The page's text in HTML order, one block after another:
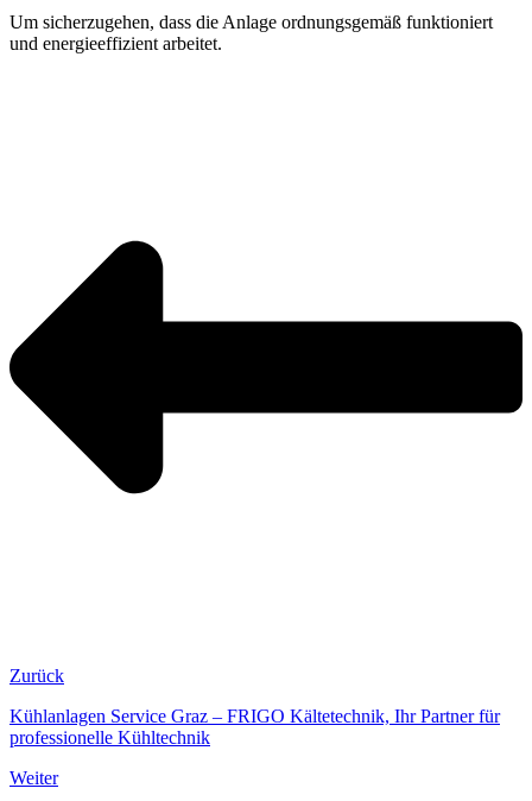
Um sicherzugehen, dass die Anlage ordnungsgemäß funktioniert
und energieeffizient arbeitet.
Zurück
Kühlanlagen Service Graz – FRIGO Kältetechnik, Ihr Partner für
professionelle Kühltechnik
Weiter